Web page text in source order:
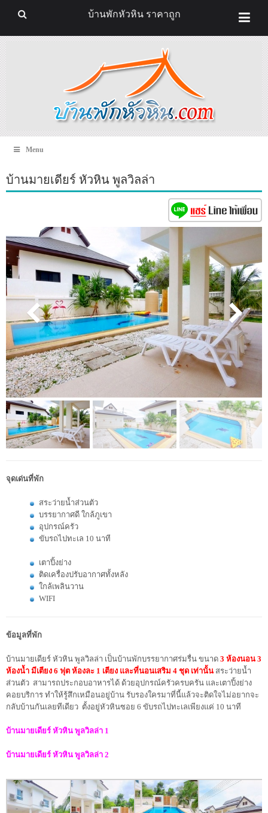
Menu
บ้านมายเดียร์ หัวหิน พูลวิลล่า
จุดเด่นที่พัก
สระว่ายน้ำส่วนตัว
บรรยากาศดี ใกล้ภูเขา
อุปกรณ์ครัว
ขับรถไปทะเล 10 นาที
เตาปิ้งย่าง
ติดเครื่องปรับอากาศทั้งหลัง
ใกล้เพลินวาน
WIFI
ข้อมูลที่พัก
บ้านมายเดียร์ หัวหิน พูลวิลล่า เป็นบ้านพักบรรยากาศร่มรื่น ขนาด 3 ห้องนอน 3
ห้องน้ำ มีเตียง 6 ฟุต ห้องละ 1 เตียง และที่นอนเสริม 4 ชุด เท่านั้น สระว่ายน้ำ
ส่วนตัว สามารถประกอบอาหารได้ ด้วยอุปกรณ์ครัวครบครัน และเตาปิ้งย่าง
คอยบริการ ทำให้รู้สึกเหมือนอยู่บ้าน รับรองใครมาที่นี้แล้วจะติดใจไม่อยากจะ
กลับบ้านกันเลยทีเดียว ตั้งอยู่หัวหินซอย 6 ขับรถไปทะเลเพียงแค่ 10 นาที
บ้านมายเดียร์ หัวหิน พูลวิลล่า 1
บ้านมายเดียร์ หัวหิน พูลวิลล่า 2
บ้านพักหัวหิน ราคาถูก